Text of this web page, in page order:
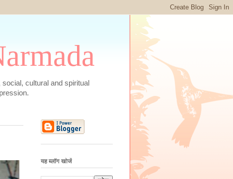
social, cultural and spiritual
यह ब्लॉग खोजें